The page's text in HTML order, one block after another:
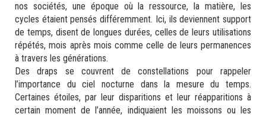
nos sociétés, une époque où la ressource, la matière, les
cycles étaient pensés différemment. Ici, ils deviennent support
de temps, disent de longues durées, celles de leurs utilisations
répétés, mois après mois comme celle de leurs permanences
à travers les générations.
Des draps se couvrent de constellations pour rappeler
l’importance du ciel nocturne dans la mesure du temps.
Certaines étoiles, par leur disparitions et leur réapparitions à
certain moment de l’année, indiquaient les moissons ou les